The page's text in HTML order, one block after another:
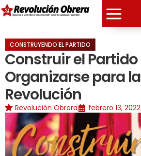
CONSTRUYENDO EL PARTIDO
Construir el Partido
Organizarse para la
Revolución
Revolución Obrera febrero 13, 2022